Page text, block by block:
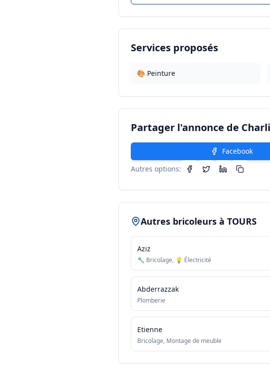
Services proposés
🎨 Peinture
Partager l'annonce de
Facebook
Autres options:
Autres bricoleurs à TOURS
Aziz
🔧 Bricolage, 💡 Électricité
Abderrazzak
Plomberie
Etienne
Bricolage, Montage de meuble